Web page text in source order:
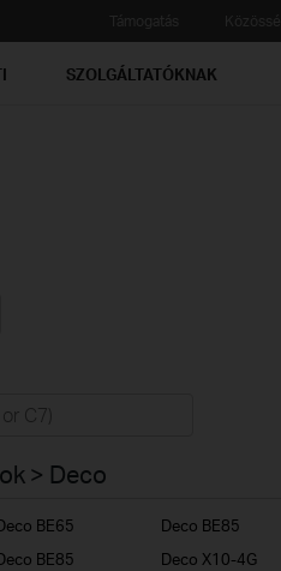
SZOLGÁLTATÓKNAK
> Deco
BE65 Deco BE85
BE85 Deco X10-4G